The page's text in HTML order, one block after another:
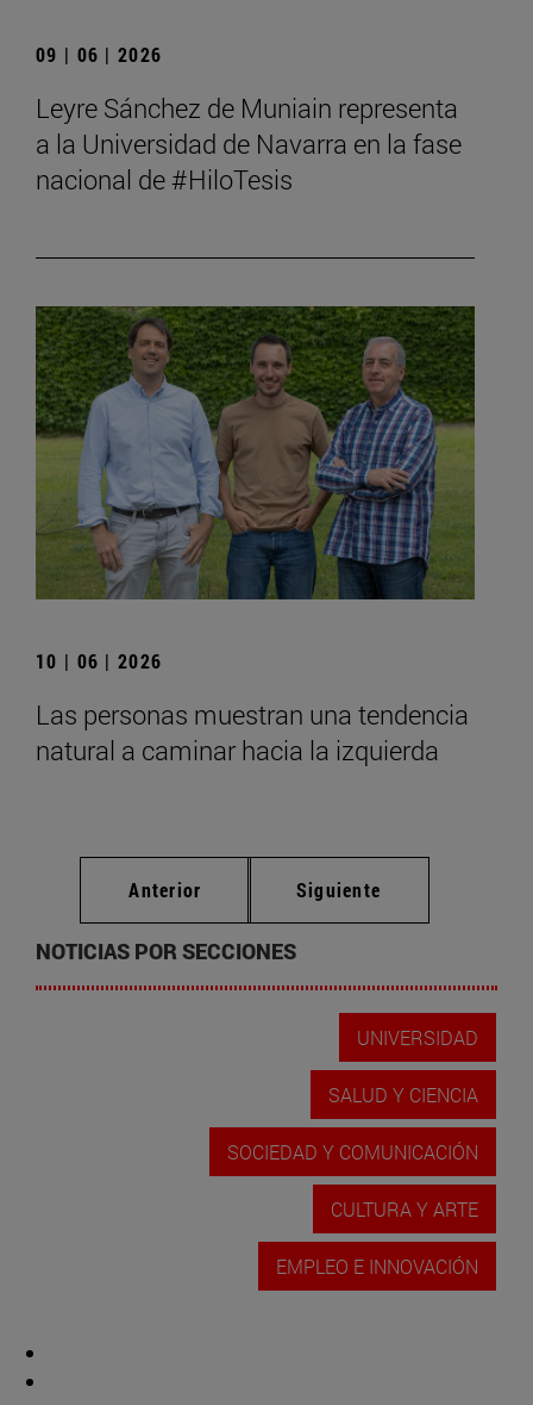
09 | 06 | 2026
Leyre Sánchez de Muniain representa
a la Universidad de Navarra en la fase
nacional de #HiloTesis
10 | 06 | 2026
Las personas muestran una tendencia
natural a caminar hacia la izquierda
Anterior Siguiente
NOTICIAS POR SECCIONES
UNIVERSIDAD
SALUD Y CIENCIA
SOCIEDAD Y COMUNICACIÓN
CULTURA Y ARTE
EMPLEO E INNOVACIÓN